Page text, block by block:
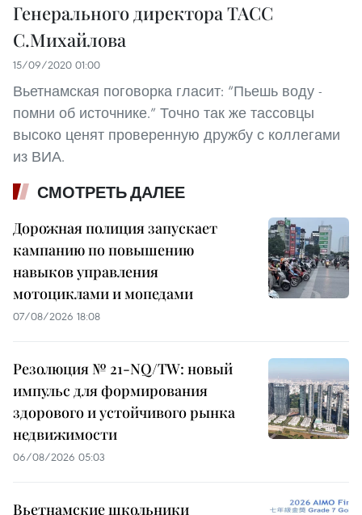
Генерального директора ТАСС
С.Михайлова
15/09/2020 01:00
Вьетнамская поговорка гласит: “Пьешь воду -
помни об источнике.” Точно так же тассовцы
высоко ценят проверенную дружбу с коллегами
из ВИА.
СМОТРЕТЬ ДАЛЕЕ
Дорожная полиция запускает
кампанию по повышению
навыков управления
мотоциклами и мопедами
07/08/2026 18:08
Резолюция № 21-NQ/TW: новый
импульс для формирования
здорового и устойчивого рынка
недвижимости
06/08/2026 05:03
Вьетнамские школьники